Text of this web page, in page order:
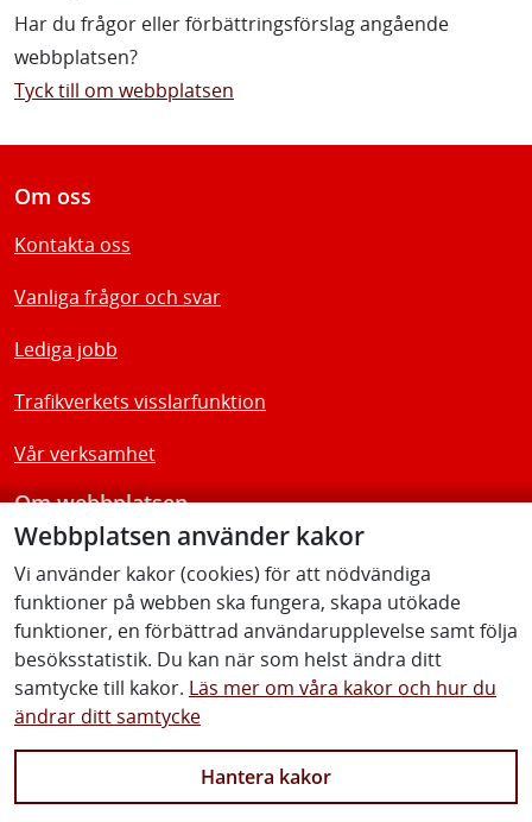
Webbplatsen använder kakor
Vi använder kakor (cookies) för att nödvändiga
funktioner på webben ska fungera, skapa utökade
funktioner, en förbättrad användarupplevelse samt följa
besöksstatistik. Du kan när som helst ändra ditt
samtycke till kakor. Läs mer om våra kakor och hur du
ändrar ditt samtycke
Hantera kakor
Har du frågor eller förbättringsförslag angående
webbplatsen?
Tyck till om webbplatsen
Om oss
Kontakta oss
Vanliga frågor och svar
Lediga jobb
Trafikverkets visslarfunktion
Vår verksamhet
Om webbplatsen
Tillgänglighetsredogörelse
Följ oss
Facebook Youtube